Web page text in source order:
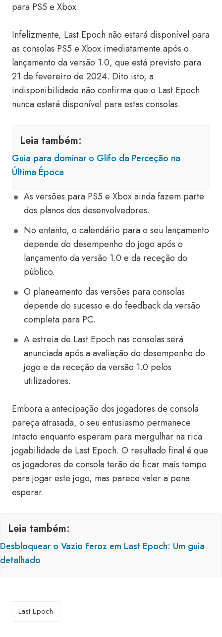
para PS5 e Xbox.
Infelizmente, Last Epoch não estará disponível para
as consolas PS5 e Xbox imediatamente após o
lançamento da versão 1.0, que está previsto para
21 de fevereiro de 2024. Dito isto, a
indisponibilidade não confirma que o Last Epoch
nunca estará disponível para estas consolas.
Leia também:
Guia para dominar o Glifo da Perceção na
Última Época
As versões para PS5 e Xbox ainda fazem parte
dos planos dos desenvolvedores.
No entanto, o calendário para o seu lançamento
depende do desempenho do jogo após o
lançamento da versão 1.0 e da receção do
público.
O planeamento das versões para consolas
depende do sucesso e do feedback da versão
completa para PC.
A estreia de Last Epoch nas consolas será
anunciada após a avaliação do desempenho do
jogo e da receção da versão 1.0 pelos
utilizadores.
Embora a antecipação dos jogadores de consola
pareça atrasada, o seu entusiasmo permanece
intacto enquanto esperam para mergulhar na rica
jogabilidade de Last Epoch. O resultado final é que
os jogadores de consola terão de ficar mais tempo
para jogar este jogo, mas parece valer a pena
esperar.
Leia também:
Desbloquear o Vazio Feroz em Last Epoch: Um guia
detalhado
Last Epoch